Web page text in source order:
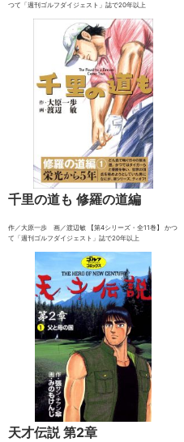
つて「週刊ゴルフダイジェスト」誌で20年以上
千里の道も 修羅の道編
作／大原一歩 画／渡辺敏 【第4シリーズ・全11巻】 かつ
て「週刊ゴルフダイジェスト」誌で20年以上
天才伝説 第2章